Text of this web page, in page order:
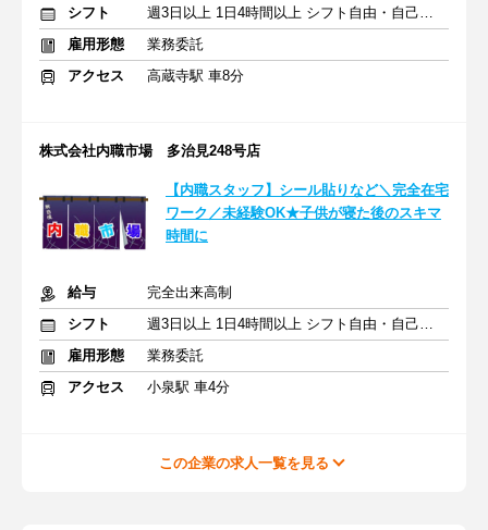
シフト
週3日以上 1日4時間以上 シフト自由・自己申告
雇用形態
業務委託
アクセス
高蔵寺駅 車8分
株式会社内職市場 多治見248号店
【内職スタッフ】シール貼りなど＼完全在宅
ワーク／未経験OK★子供が寝た後のスキマ
時間に
給与
完全出来高制
シフト
週3日以上 1日4時間以上 シフト自由・自己申告
雇用形態
業務委託
アクセス
小泉駅 車4分
この企業の求人一覧を見る